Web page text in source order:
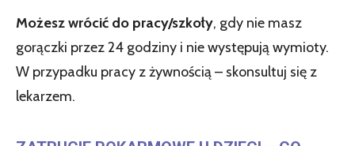
Możesz wrócić do pracy/szkoły, gdy nie masz
gorączki przez 24 godziny i nie występują wymioty.
W przypadku pracy z żywnością – skonsultuj się z
lekarzem.